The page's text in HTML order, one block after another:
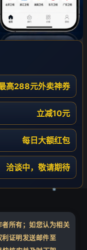
高288元外卖神券
立减10元
每日大额红包
洽谈中，敬请期待
所有；如您认为相关
证明发送邮件至